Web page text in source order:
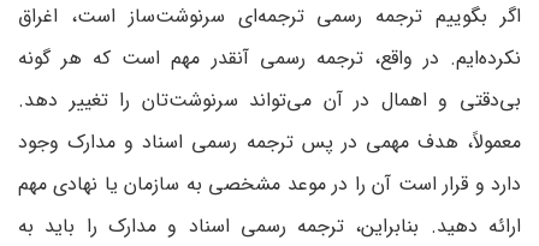
اگر بگوییم ترجمه رسمی ترجمه‌ای سرنوشت‌ساز است، اغراق
نکرده‌ایم. در واقع، ترجمه رسمی آنقدر مهم است که هر گونه
بی‌دقتی و اهمال در آن می‌تواند سرنوشت‌تان را تغییر دهد.
معمولاً، هدف مهمی در پس ترجمه رسمی اسناد و مدارک وجود
دارد و قرار است آن را در موعد مشخصی به سازمان یا نهادی مهم
ارائه دهید. بنابراین، ترجمه رسمی اسناد و مدارک را باید به